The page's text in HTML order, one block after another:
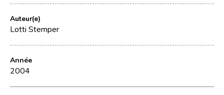
Auteur(e)
Lotti Stemper
Année
2004